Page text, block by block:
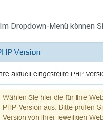
Im Dropdown-Menü können